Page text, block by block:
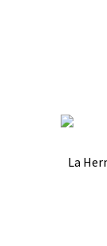
La